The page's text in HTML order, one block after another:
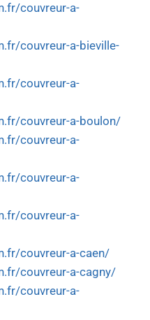
couvreur-a-
couvreur-a-bieville-
couvreur-a-
couvreur-a-boulon/
couvreur-a-
couvreur-a-
couvreur-a-
couvreur-a-caen/
couvreur-a-cagny/
couvreur-a-